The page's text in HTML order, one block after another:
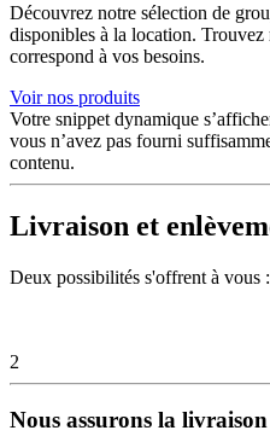
Découvrez notre sélection de
disponibles à la location.
correspond à vos besoins.
Voir nos produits
Votre snippet dynamique
vous n’avez pas fourni
contenu.
Livraison et
Deux
2
Nous assurons la livraison